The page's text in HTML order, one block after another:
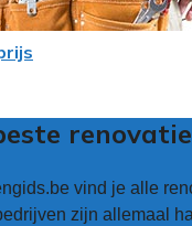
vind je alle
zijn allemaal